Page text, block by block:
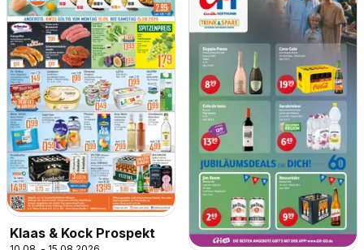
Klaas & Kock Prospekt